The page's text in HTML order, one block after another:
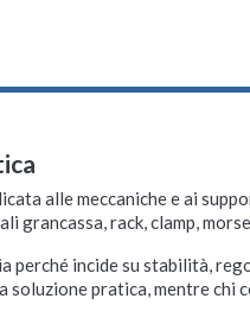
alle meccaniche e ai
grancassa, rack, clamp,
perché incide su stabilità,
soluzione pratica, mentre chi